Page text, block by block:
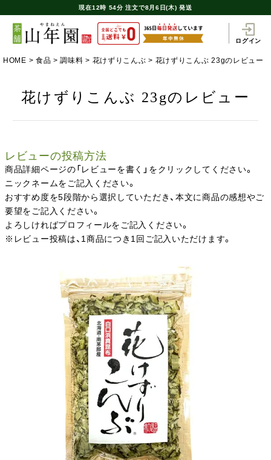
現在12時 54分 注文で8月6日(木) 発送
ログイン
HOME 食品 調味料 花けずりこんぶ 花けずりこんぶ 23gのレビュー
花けずりこんぶ 23gのレビュー
レビューの投稿方法
商品詳細ページの「レビューを書く」をクリックしてください。
ニックネームをご記入ください。
おすすめ度を5段階から選択していただき、本文に商品の感想やご
要望をご記入ください。
よろしければプロフィールをご記入ください。
※レビュー投稿は、1商品につき1回ご記入いただけます。